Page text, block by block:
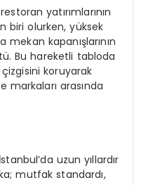
yatırımlarının
biri olurken, yüksek
mekan kapanışlarının
Bu hareketli tabloda
çizgisini koruyarak
arasında
uzun yıllardır
mutfak standardı,